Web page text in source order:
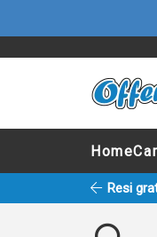
Home
Resi